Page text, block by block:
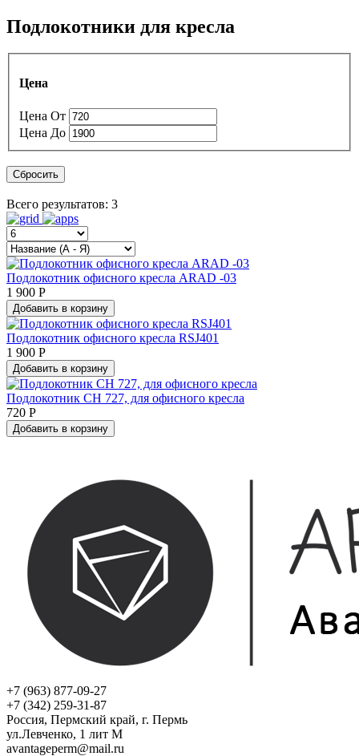
Подлокотники для кресла
Цена
Цена От
Цена До
Сбросить
Всего результатов: 3
Подлокотник офисного кресла ARAD -03
1 900 Р
Добавить в корзину
Подлокотник офисного кресла RSJ401
1 900 Р
Добавить в корзину
Подлокотник СН 727, для офисного кресла
720 Р
Добавить в корзину
+7 (963) 877-09-27
+7 (342) 259-31-87
Россия, Пермский край, г. Пермь
ул.Левченко, 1 лит М
avantageperm@mail.ru